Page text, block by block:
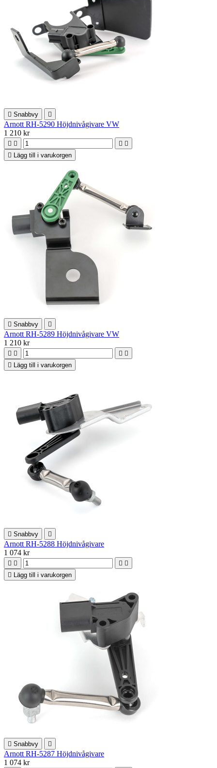
 Snabbvy 
Arnott RH-5290 Höjdnivågivare VW
1 210 kr
   

Lägg till i varukorgen
 Snabbvy 
Arnott RH-5289 Höjdnivågivare VW
1 210 kr
   

Lägg till i varukorgen
 Snabbvy 
Arnott RH-5288 Höjdnivågivare
1 074 kr
   

Lägg till i varukorgen
 Snabbvy 
Arnott RH-5287 Höjdnivågivare
1 074 kr